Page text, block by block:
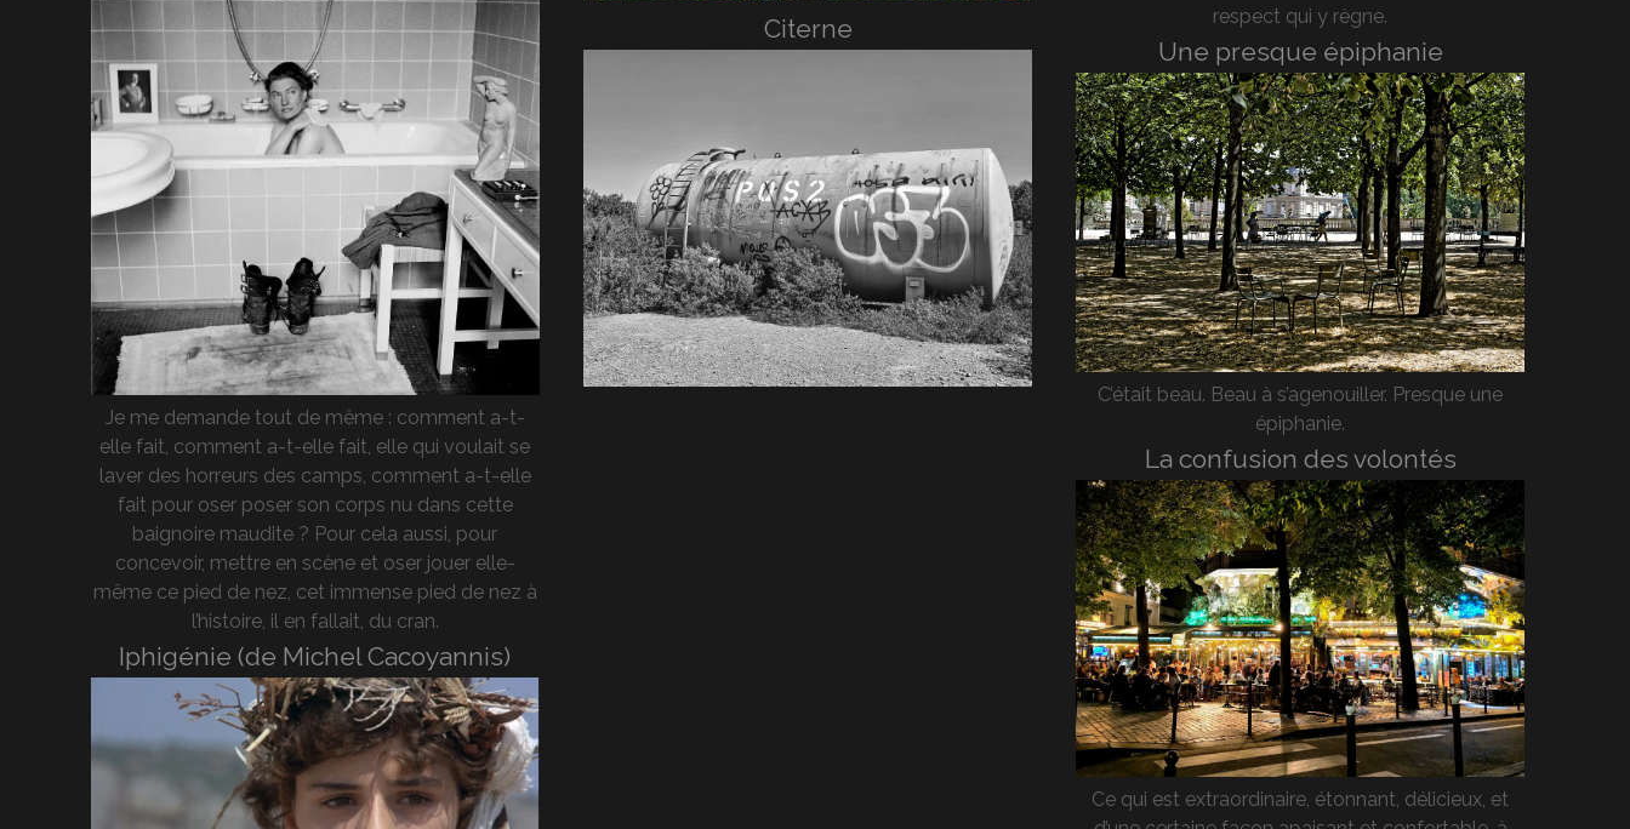
Je me demande tout de même : comment a-t-
elle fait, comment a-t-elle fait, elle qui voulait se
laver des horreurs des camps, comment a-t-elle
fait pour oser poser son corps nu dans cette
baignoire maudite ? Pour cela aussi, pour
concevoir, mettre en scène et oser jouer elle-
même ce pied de nez, cet immense pied de nez à
l’histoire, il en fallait, du cran.
Iphigénie (de Michel Cacoyannis)
Citerne
respect qui y règne.
Une presque épiphanie
C’était beau. Beau à s’agenouiller. Presque une
épiphanie.
La confusion des volontés
Ce qui est extraordinaire, étonnant, délicieux, et